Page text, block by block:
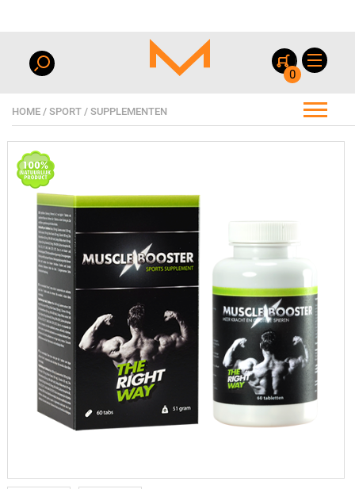
0
HOME / SPORT / SUPPLEMENTEN